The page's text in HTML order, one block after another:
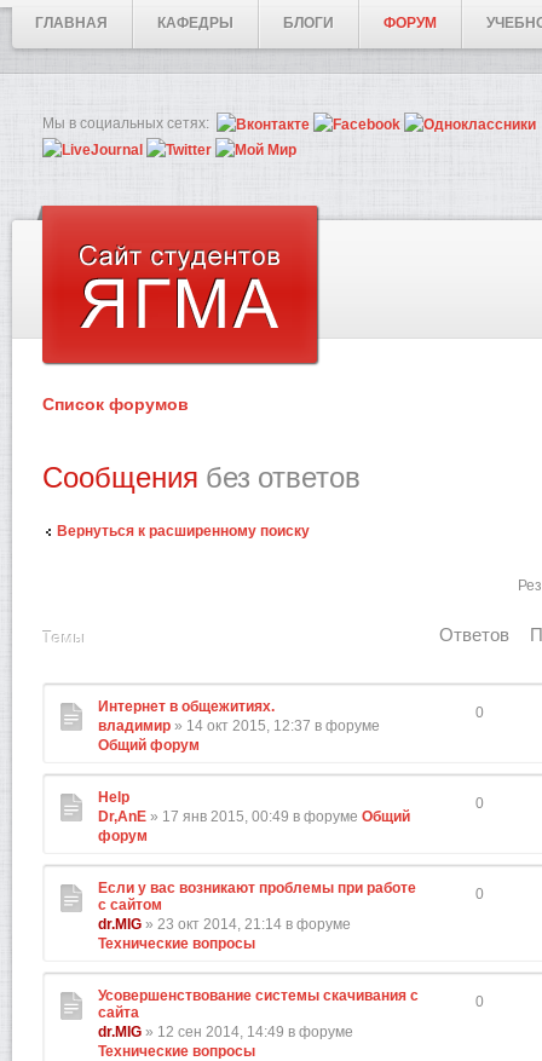
ГЛАВНАЯ КАФЕДРЫ БЛОГИ ФОРУМ
Мы в социальных сетях:
Список форумов
Сообщения без ответов
Вернуться к расширенному поиску
Темы Ответов
Интернет в общежитиях.
владимир » 14 окт 2015, 12:37 в форуме
Общий форум
0
Help
Dr,AnE » 17 янв 2015, 00:49 в форуме Общий
форум
0
Если у вас возникают проблемы при работе
с сайтом
dr.MIG » 23 окт 2014, 21:14 в форуме
Технические вопросы
0
Усовершенствование системы скачивания с
сайта
dr.MIG » 12 сен 2014, 14:49 в форуме
Технические вопросы
0